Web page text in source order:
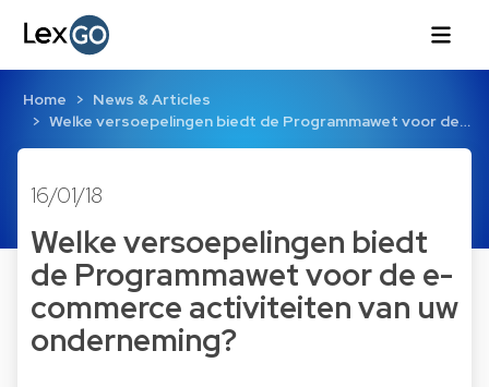
Home
News & Articles
Welke versoepelingen biedt de Programmawet voor de…
16/01/18
Welke versoepelingen biedt
de Programmawet voor de e-
commerce activiteiten van uw
onderneming?